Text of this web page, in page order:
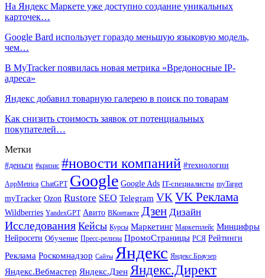
На Яндекс Маркете уже доступно создание уникальных
карточек…
Google Bard использует гораздо меньшую языковую модель,
чем…
В MyTracker появилась новая метрика «Вредоносные IP-
адреса»
Яндекс добавил товарную галерею в поиск по товарам
Как снизить стоимость заявок от потенциальных
покупателей…
Метки
#деньги #кризис #новости компаний #технологии
AppMetrica ChatGPT Google Google Ads IT-специалисты myTarget
myTracker Ozon Rustore SEO Telegram VK VK Реклама
Wildberries YandexGPT Авито ВКонтакте Дзен Дизайн
Исследования Кейсы Курсы Маркетинг Маркетплейс Минцифры
Нейросети Обучение Пресс-релизы ПромоСтраницы РСЯ Рейтинги
Реклама Роскомнадзор Сайты Яндекс Яндекс.Браузер
Яндекс.Вебмастер Яндекс.Дзен Яндекс.Директ